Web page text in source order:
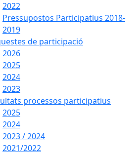
2022
Pressupostos Participatius 2018-
2019
de participació
2026
2025
2024
2023
processos participatius
2025
2024
2023 / 2024
2021/2022